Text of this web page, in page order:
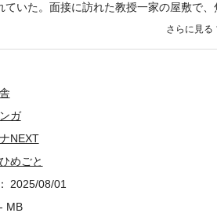
ていた。面接に訪れた教授一家の屋敷で
ふたたび教材を置きに屋敷を訪れた鈴木
ガ
NEXT
めごと
2025/08/01
- MB